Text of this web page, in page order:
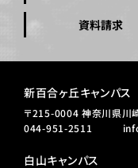
資料請求
新百合ヶ丘キャンパス
〒215-0004 神奈川県川
044-951-2511
白山キャンパス